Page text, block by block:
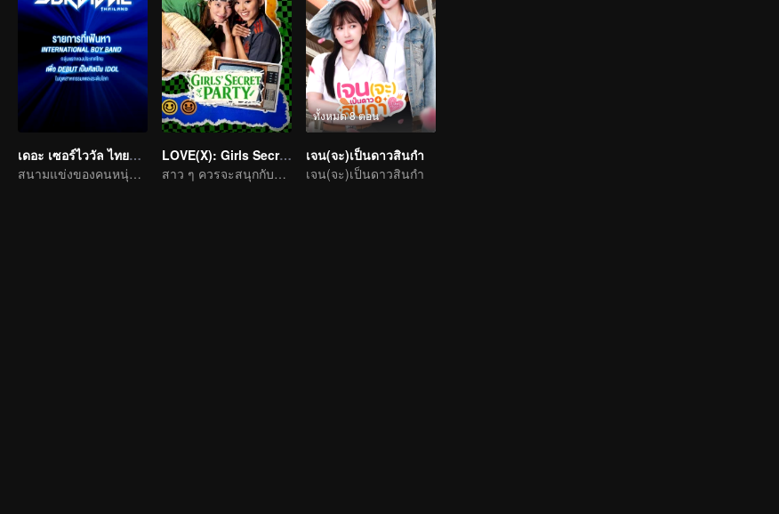
เดอะ เซอร์ไววัล ไทยแลนด์ (Uncut Ver.)
สนามแข่งของคนหนุ่มสาวในการตามหาความฝัน
LOVE(X): Girls Secret Party
สาว ๆ ควรจะสนุกกับชีวิตให้เต็มที่
ทั้งหมด 8 ตอน
เจน(จะ)เป็นดาวสินกำ
เจน(จะ)เป็นดาวสินกำ